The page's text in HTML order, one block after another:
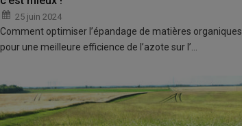
25 juin 2024
Comment optimiser l’épandage de matières organiques
pour une meilleure efficience de l’azote sur l’…